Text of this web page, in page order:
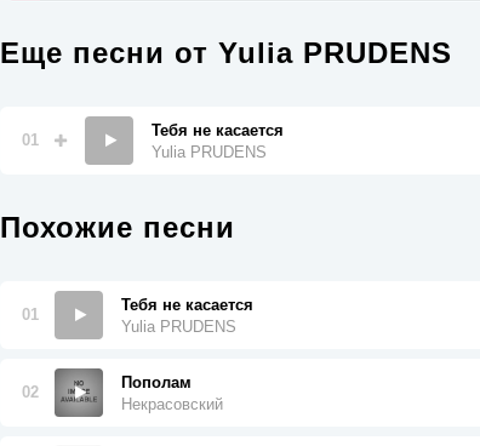
Еще песни от Yulia PRUDENS
01
Тебя не касается
Yulia PRUDENS
Похожие песни
01
Тебя не касается
Yulia PRUDENS
02
Пополам
Некрасовский